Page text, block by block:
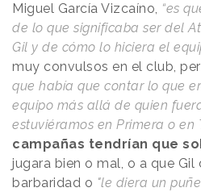
Miguel García Vizcaíno, “es
de lo que significaba ser del
Gil y de cómo lo hiciera el
muy convulsos en el club,
que había que contar lo que
equipo más allá de quien
estuviéramos en Primera o en
campañas tendrían que
jugara bien o mal, o a que
barbaridad o "le diera un